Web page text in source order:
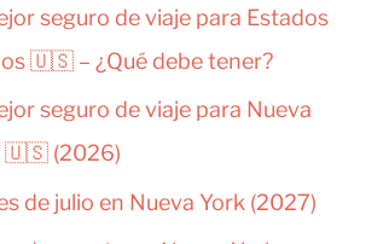
seguro de viaje para Estados
🇺🇸 – ¿Qué debe tener?
seguro de viaje para Nueva
🇺🇸 (2026)
de julio en Nueva York (2027)